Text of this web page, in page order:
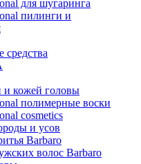
для шугаринга
пилинги и
средства
и кожей головы
полимерные воски
cosmetics
и усов
Barbaro
волос Barbaro